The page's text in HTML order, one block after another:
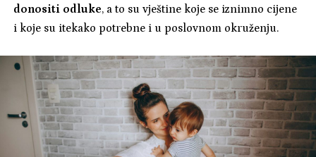
donositi odluke, a to su vještine koje se iznimno cijene
i koje su itekako potrebne i u poslovnom okruženju.